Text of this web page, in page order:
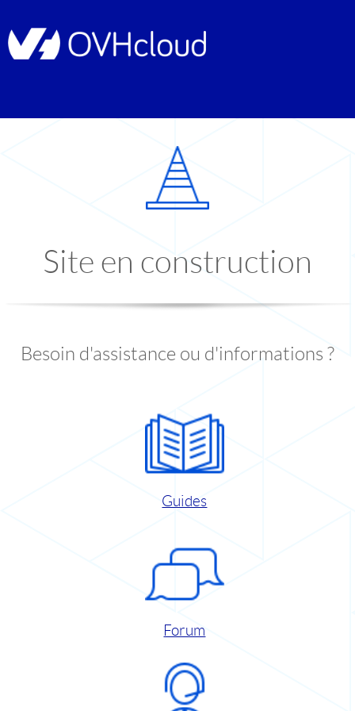
Site en construction
Besoin d'assistance ou d'informations ?
Guides
Forum